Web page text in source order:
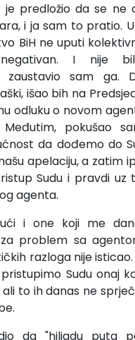
je predložio da se ne
i ja sam to pratio.
BiH ne uputi
I nije
zaustavio sam ga.
išao bih na
odluku o novom
Međutim, pokušao
da dođemo do
apelaciju, a zatim
Sudu i pravdi uz
agenta.
i one koji me
za problem sa
razloga nije isticao.
Sudu onaj
to ih danas ne
da "hiljadu puta